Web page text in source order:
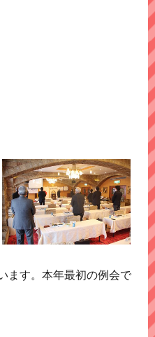
ます。本年最初の例会で